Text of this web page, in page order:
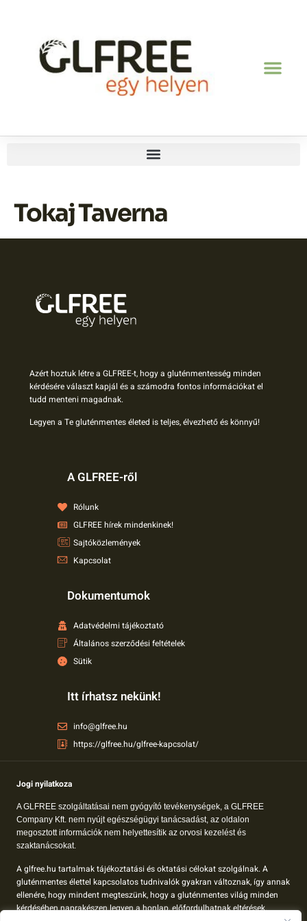
Tokaj Taverna
Azért hoztuk létre a GLFREE-t, hogy a gluténmentesség minden
kérdésére választ kapjál és a számodra fontos információkat el
tudd menteni magadnak.
Legyen a Te gluténmentes életed is teljes, élvezhető és könnyű!
A GLFREE-ről
Rólunk
GLFREE hírek mindenkinek!
Sajtóközlemények
Kapcsolat
Dokumentumok
Adatvédelmi tájékoztató
Általános szerződési feltételek
Sütik
Itt írhatsz nekünk!
info@glfree.hu
https://glfree.hu/glfree-kapcsolat/
Jogi nyilatkoza
A GLFREE szolgáltatásai nem gyógyító tevékenységek, a GLFREE
Company Kft. nem nyújt egészségügyi tanácsadást, az oldalon
megosztott információk nem helyettesítik az orvosi kezelést és
szaktanácsokat.
A glfree.hu tartalmak tájékoztatási és oktatási célokat szolgálnak. A
gluténmentes élettel kapcsolatos tudnivalók gyakran változnak, így annak
ellenére, hogy mindent megteszünk, hogy a gluténmentes világ minden
kérdésében naprakészen legyen a honlap, előfordulhatnak eltérések.